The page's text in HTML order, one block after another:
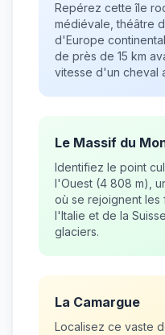
Repérez cette île
médiévale, théâtre
d'Europe
de près de 15 km
vitesse d'un cheval
Le Massif du
Identifiez le point
l'Ouest (4 808 m),
où se rejoignent les
l'Italie et de la
glaciers.
La Camargue
Localisez ce vaste